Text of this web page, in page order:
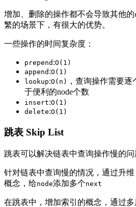
增加、删除的操作都不会导致其他的
繁的场景下，有很大的优势。
一些操作的时间复杂度：
prepend :O(1)
append :O(1)
lookup:O(n)
，查询操作需要
于便利的node个数
insert:O(1)
delete:O(1)
跳表 Skip List
跳表可以解决链表中查询操作慢的问
针对链表中查询慢的情况，通过升
概念，给node添加多个next
在跳表中，增加索引的概念，通过